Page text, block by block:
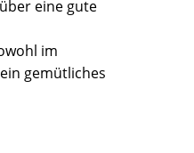
eine gute
im
gemütliches